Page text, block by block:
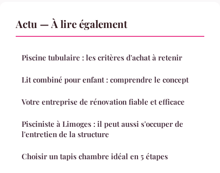
Actu — À lire également
Piscine tubulaire : les critères d'achat à retenir
Lit combiné pour enfant : comprendre le concept
Votre entreprise de rénovation fiable et efficace
Pisciniste à Limoges : il peut aussi s'occuper de
l'entretien de la structure
Choisir un tapis chambre idéal en 5 étapes